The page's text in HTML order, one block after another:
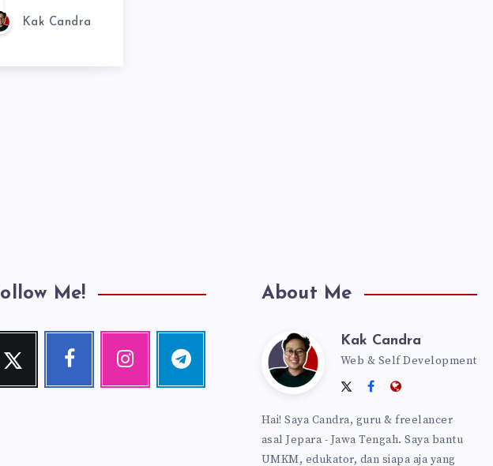
Kak Candra
Me!
Facebook
Follow
Instagram
Our
Telegram
Follow
About Me
Kak
Candra
Kak Candra
Web & Self Development
Follow
on
Twitter
Follow
Facebook
Website:
Hai! Saya Candra, guru & freelancer
asal Jepara - Jawa Tengah. Saya bantu
UMKM, edukator, dan siapa aja yang